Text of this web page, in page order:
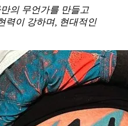
의 무언가를 만들고
력이 강하며, 현대적인